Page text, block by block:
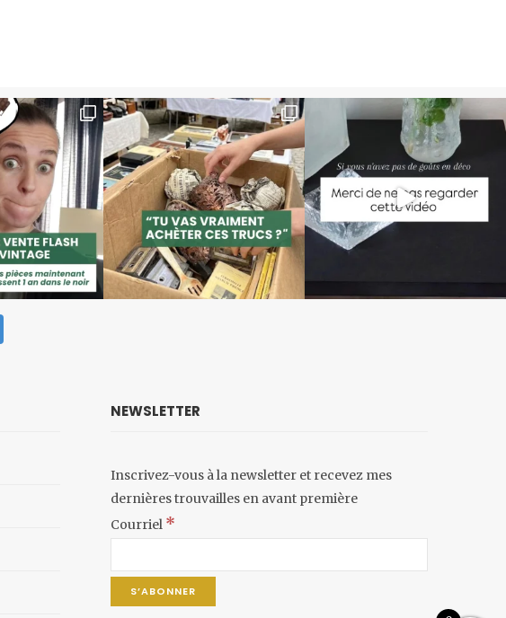
NEWSLETTER
Inscrivez-vous à la newsletter et recevez mes
dernières trouvailles en avant première
Courriel *